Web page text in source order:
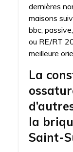
dernières
maisons
bbc,
ou RE/RT
meilleure
La
la
Saint-